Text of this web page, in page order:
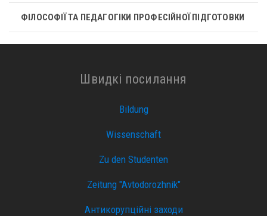
ФІЛОСОФІЇ ТА ПЕДАГОГІКИ ПРОФЕСІЙНОЇ ПІДГОТОВКИ
Швидкі посилання
Bildung
Wissenschaft
Zu den Studenten
Zeitung "Avtodorozhnik"
Антикорупційні заходи